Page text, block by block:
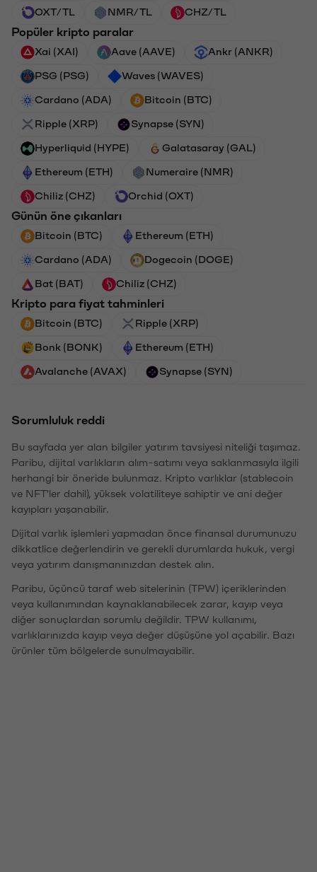
OXT/TL NMR/TL CHZ/TL
Popüler kripto paralar
Xai (XAI) Aave (AAVE) Ankr (ANKR)
PSG (PSG) Waves (WAVES)
Cardano (ADA) Bitcoin (BTC)
Ripple (XRP) Synapse (SYN)
Hyperliquid (HYPE) Galatasaray (GAL)
Ethereum (ETH) Numeraire (NMR)
Chiliz (CHZ) Orchid (OXT)
Günün öne çıkanları
Bitcoin (BTC) Ethereum (ETH)
Cardano (ADA) Dogecoin (DOGE)
Bat (BAT) Chiliz (CHZ)
Kripto para fiyat tahminleri
Bitcoin (BTC) Ripple (XRP)
Bonk (BONK) Ethereum (ETH)
Avalanche (AVAX) Synapse (SYN)
Sorumluluk reddi
Bu sayfada yer alan bilgiler yatırım tavsiyesi niteliği taşımaz.
Paribu, dijital varlıkların alım-satımı veya saklanmasıyla ilgili
herhangi bir öneride bulunmaz. Kripto varlıklar (stablecoin
ve NFT'ler dahil), yüksek volatiliteye sahiptir ve ani değer
kayıpları yaşanabilir.
Dijital varlık işlemleri yapmadan önce finansal durumunuzu
dikkatlice değerlendirin ve gerekli durumlarda hukuk, vergi
veya yatırım danışmanınızdan destek alın.
Paribu, üçüncü taraf web sitelerinin (TPW) içeriklerinden
veya kullanımından kaynaklanabilecek zarar, kayıp veya
diğer sonuçlardan sorumlu değildir. TPW kullanımı,
varlıklarınızda kayıp veya değer düşüşüne yol açabilir. Bazı
ürünler tüm bölgelerde sunulmayabilir.